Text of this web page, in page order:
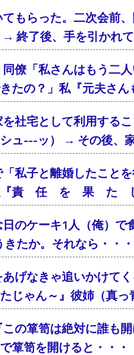
もらった。二次会前
→ 終了後、手を引かれ
僚「私さんはもう二
たの？」私『元夫さ
社宅として利用する
ュ---ッ） → その後、
私子と離婚したこと
私『責 任 を 果 た
のケーキ1人（俺）で
きたか。それなら
げなきゃ追いかけて
じゃん～』彼姉（真
の箪笥は絶対に誰も
箪笥を開けると・・